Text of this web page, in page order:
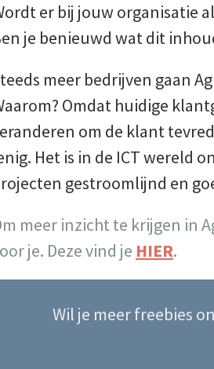
er bij jouw organisatie al
je benieuwd wat dit
meer bedrijven gaan
Omdat huidige
om de klant
Het is in de ICT wereld
gestroomlijnd en
meer inzicht te krijgen in
je. Deze vind je HIER.
Wil je meer freebies